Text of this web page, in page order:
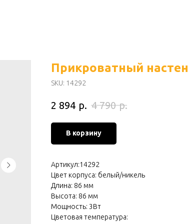
Прикроватный
SKU: 14292
2 894 р. 4 790 р.
В корзину
Артикул:14292
Цвет корпуса: белый/никель
Длина: 86 мм
Высота: 86 мм
Мощность: 3Вт
Цветовая температура: